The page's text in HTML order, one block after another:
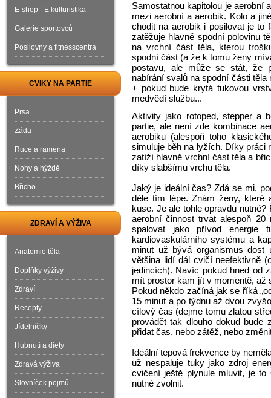
Samostatnou kapitolou je aerobní
mezi aerobní a aerobik. Kolo a
chodit na aerobik i posilovat je
zatěžuje hlavně spodní polovinu
na vrchní část těla, kterou
spodní část (a že k tomu ženy
postavu, ale může se stát, že
nabírání svalů na spodní části
+ pokud bude krytá tukovou
medvědí službu...
Aktivity jako rotoped, stepper a
partie, ale není zde kombinace
aerobiku (alespoň toho
simuluje běh na lyžích. Díky práci
zatíží hlavně vrchní část těla a
díky slabšímu vrchu těla.
Jaký je ideální čas? Zdá se mi,
déle tím lépe. Znám ženy, které
kuse. Je ale tohle opravdu
aerobní činnost trvat alespoň
spalovat jako přívod energie
kardiovaskulárního systému a
minut už bývá organismus dost
většina lidí dál cvičí neefektivně
jedincích). Navíc pokud hned od
mít prostor kam jít v momentě, až
Pokud někdo začíná jak se říká
15 minut a po týdnu až dvou
cílový čas (dejme tomu zlatou
provádět tak dlouho dokud bude
přidat čas, nebo zátěž, nebo
Ideální tepová frekvence by
už nespaluje tuky jako zdroj
cvičení ještě plynule mluvit, je
nutné zvolnit.
E-shop - E kulturistika
Galerie sportovců
Posilovny a fitnesscentra
CVIKY NA PARTIE
Prsa
Záda
Ruce a ramena
Nohy a hýždě
Břicho
ZDRAVÍ A VÝŽIVA
Anatomie těla
Doplňky výživy
Zdraví
Recepty
Jídelníčky
Hubnutí a diety
Zdravá výživa
Slovníček pojmů